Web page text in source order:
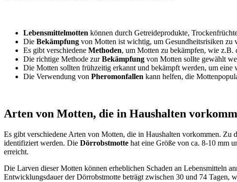
Lebensmittelmotten können durch Getreideprodukte,
Die Bekämpfung von Motten ist wichtig, um Gesundheitsrisiken zu
Es gibt verschiedene Methoden, um Motten zu bekämpfen, wie z.B.
Die richtige Methode zurBekämpfung von Motten sollte gewählt
Die Motten sollten frühzeitig erkannt und bekämpft werden, um eine
Die Verwendung von Pheromonfallen kann helfen, die
Arten von Motten, die in Haushalten
Es gibt verschiedene Arten von Motten, die in Haushalten vorkommen. Zu
identifiziert werden. Die Dörrobstmotte hat eine Größe von ca. 8-10 mm
erreicht.
Die Larven dieser Motten können erheblichen Schaden an Lebensmitteln
Entwicklungsdauer der Dörrobstmotte beträgt zwischen 30 und 74 Tagen,